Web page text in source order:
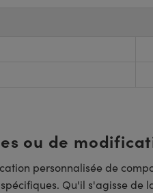
ou de
personnalisée de
Qu'il s'agisse de